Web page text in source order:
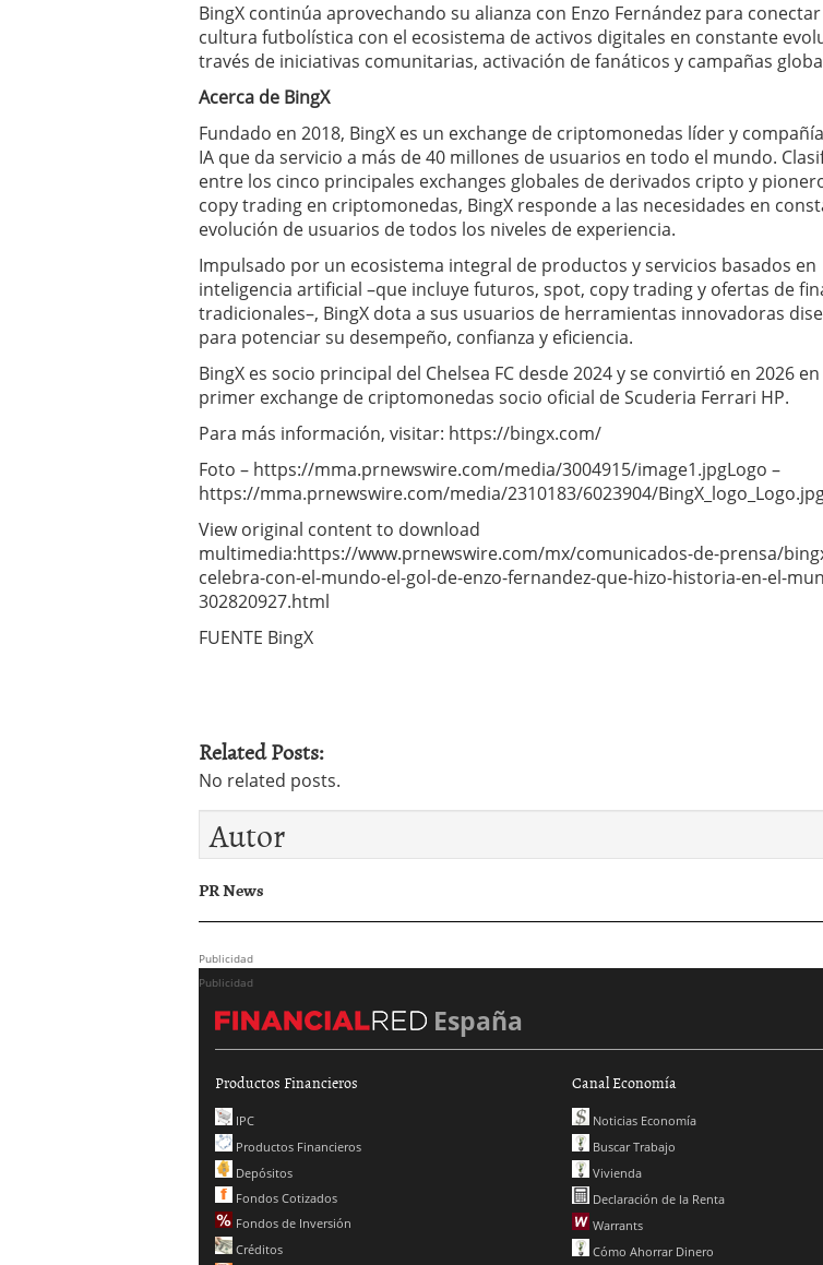
BingX continúa aprovechando su alianza con Enzo Fernández para
cultura futbolística con el ecosistema de activos digitales en constante
través de iniciativas comunitarias, activación de fanáticos y campañas
Acerca de BingX
Fundado en 2018, BingX es un exchange de criptomonedas líder y
IA que da servicio a más de 40 millones de usuarios en todo el mundo.
entre los cinco principales exchanges globales de derivados cripto y
copy trading en criptomonedas, BingX responde a las necesidades en
evolución de usuarios de todos los niveles de experiencia.
Impulsado por un ecosistema integral de productos y servicios basados en
inteligencia artificial –que incluye futuros, spot, copy trading y ofertas de
tradicionales–, BingX dota a sus usuarios de herramientas innovadoras
para potenciar su desempeño, confianza y eficiencia.
BingX es socio principal del Chelsea FC desde 2024 y se convirtió en 2026 en
primer exchange de criptomonedas socio oficial de Scuderia Ferrari HP.
Para más información, visitar: https://bingx.com/
Foto – https://mma.prnewswire.com/media/3004915/image1.jpgLogo –
https://mma.prnewswire.com/media/2310183/6023904/
View original content to download
multimedia:https://www.prnewswire.com/mx/comunicados-de-prensa/
celebra-con-el-mundo-el-gol-de-enzo-fernandez-que-hizo-historia-en-el-
302820927.html
FUENTE BingX
Related Posts:
No related posts.
Autor
PR News
Publicidad
Publicidad
España
Productos Financieros
IPC
Productos Financieros
Depósitos
Fondos Cotizados
Fondos de Inversión
Créditos
Canal Economía
Noticias Economía
Buscar Trabajo
Vivienda
Declaración de la Renta
Warrants
Cómo Ahorrar Dinero